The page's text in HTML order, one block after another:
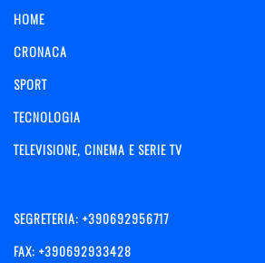
HOME
CRONACA
SPORT
TECNOLOGIA
TELEVISIONE, CINEMA E SERIE TV
SEGRETERIA: +390692956717
FAX: +390692933428